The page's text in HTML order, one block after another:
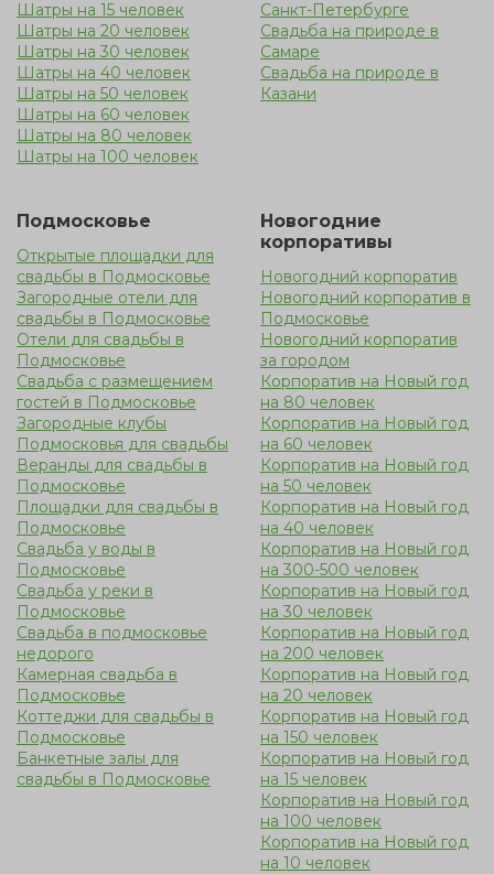
Шатры на 15 человек
Шатры на 20 человек
Шатры на 30 человек
Шатры на 40 человек
Шатры на 50 человек
Шатры на 60 человек
Шатры на 80 человек
Шатры на 100 человек
Санкт-Петербурге
Свадьба на природе в
Самаре
Свадьба на природе в
Казани
Подмосковье
Открытые площадки для
свадьбы в Подмосковье
Загородные отели для
свадьбы в Подмосковье
Отели для свадьбы в
Подмосковье
Свадьба с размещением
гостей в Подмосковье
Загородные клубы
Подмосковья для свадьбы
Веранды для свадьбы в
Подмосковье
Площадки для свадьбы в
Подмосковье
Свадьба у воды в
Подмосковье
Свадьба у реки в
Подмосковье
Свадьба в подмосковье
недорого
Камерная свадьба в
Подмосковье
Коттеджи для свадьбы в
Подмосковье
Банкетные залы для
свадьбы в Подмосковье
Новогодние
корпоративы
Новогодний корпоратив
Новогодний корпоратив в
Подмосковье
Новогодний корпоратив
за городом
Корпоратив на Новый год
на 80 человек
Корпоратив на Новый год
на 60 человек
Корпоратив на Новый год
на 50 человек
Корпоратив на Новый год
на 40 человек
Корпоратив на Новый год
на 300-500 человек
Корпоратив на Новый год
на 30 человек
Корпоратив на Новый год
на 200 человек
Корпоратив на Новый год
на 20 человек
Корпоратив на Новый год
на 150 человек
Корпоратив на Новый год
на 15 человек
Корпоратив на Новый год
на 100 человек
Корпоратив на Новый год
на 10 человек